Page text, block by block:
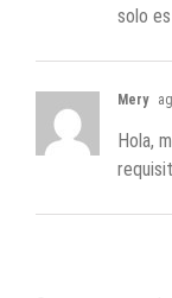
solo
Mery
Hola,